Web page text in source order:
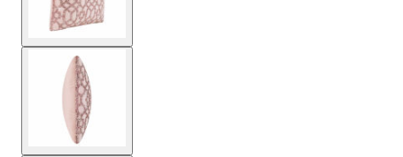
Ver imagen más grande